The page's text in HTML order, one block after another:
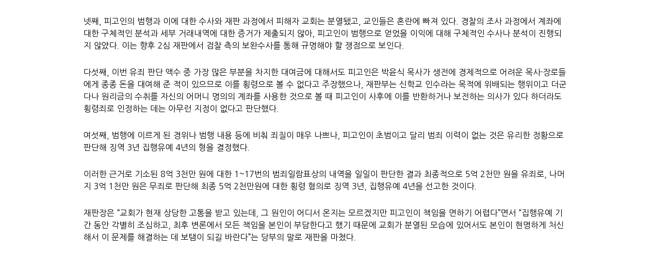
넷째, 피고인의 범행과 이에 대한 수사와 재판 과정에서 피해자 교회는 분열됐고, 교인들은 혼란에 빠져 있다. 경찰의 조사 과정에서 계좌에
대한 구체적인 분석과 세부 거래내역에 대한 증거가 제출되지 않아, 피고인이 범행으로 얻었을 이익에 대해 구체적인 수사나 분석이 진행되
지 않았다. 이는 향후 2심 재판에서 검찰 측의 보완수사를 통해 규명해야 할 쟁점으로 보인다.
다섯째, 이번 유죄 판단 액수 중 가장 많은 부분을 차지한 대여금에 대해서도 피고인은 박윤식 목사가 생전에 경제적으로 어려운 목사·장로들
에게 종종 돈을 대여해 준 적이 있으므로 이를 횡령으로 볼 수 없다고 주장했으나, 재판부는 신학교 인수라는 목적에 위배되는 행위이고 더군
다나 원리금의 수취를 자신의 어머니 명의의 계좌를 사용한 것으로 볼 때 피고인이 사후에 이를 반환하거나 보전하는 의사가 있다 하더라도
횡령죄로 인정하는 데는 아무런 지정이 없다고 판단했다.
여섯째, 범행에 이르게 된 경위나 범행 내용 등에 비춰 죄질이 매우 나쁘나, 피고인이 초범이고 달리 범죄 이력이 없는 것은 유리한 정황으로
판단해 징역 3년 집행유예 4년의 형을 결정했다.
이러한 근거로 기소된 8억 3천만 원에 대한 1~17번의 범죄일람표상의 내역을 일일이 판단한 결과 최종적으로 5억 2천만 원을 유죄로, 나머
지 3억 1천만 원은 무죄로 판단해 최종 5억 2천만원에 대한 횡령 혐의로 징역 3년, 집행유예 4년을 선고한 것이다.
재판장은 “교회가 현재 상당한 고통을 받고 있는데, 그 원인이 어디서 온지는 모르겠지만 피고인이 책임을 면하기 어렵다”면서 “집행유예 기
간 동안 각별히 조심하고, 최후 변론에서 모든 책임을 본인이 부담한다고 했기 때문에 교회가 분열된 모습에 있어서도 본인이 현명하게 처신
해서 이 문제를 해결하는 데 보탬이 되길 바란다”는 당부의 말로 재판을 마쳤다.